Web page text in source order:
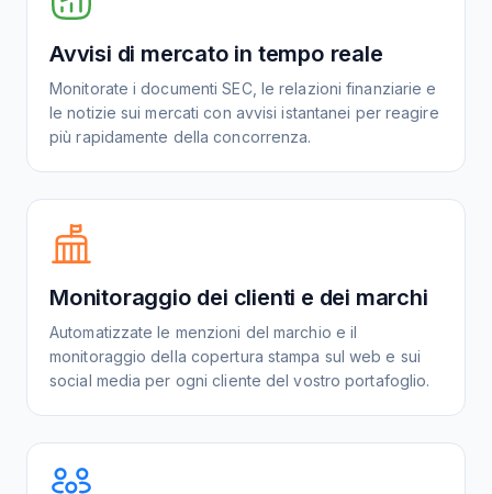
Avvisi di mercato in tempo reale
Monitorate i documenti SEC, le relazioni finanziarie e
le notizie sui mercati con avvisi istantanei per reagire
più rapidamente della concorrenza.
Monitoraggio dei clienti e dei marchi
Automatizzate le menzioni del marchio e il
monitoraggio della copertura stampa sul web e sui
social media per ogni cliente del vostro portafoglio.